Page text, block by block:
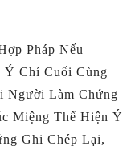
Pháp Nếu
Chí Cuối Cùng
Người Làm Chứng
Miệng Thể Hiện Ý
Ghi Chép Lại,